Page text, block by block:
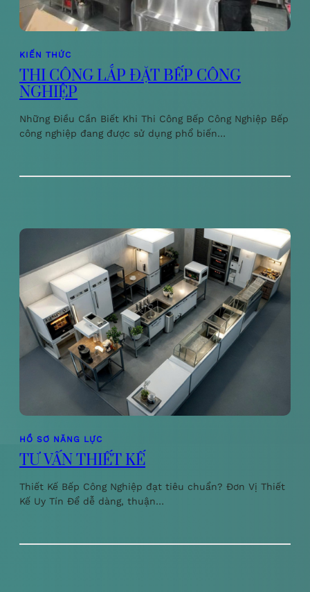
KIẾN THỨC
THI CÔNG LẮP ĐẶT BẾP CÔNG
NGHIỆP
Những Điều Cần Biết Khi Thi Công Bếp Công Nghiệp Bếp
công nghiệp đang được sử dụng phổ biến…
HỒ SƠ NĂNG LỰC
TƯ VẤN THIẾT KẾ
Thiết Kế Bếp Công Nghiệp đạt tiêu chuẩn? Đơn Vị Thiết
Kế Uy Tín Để dễ dàng, thuận…